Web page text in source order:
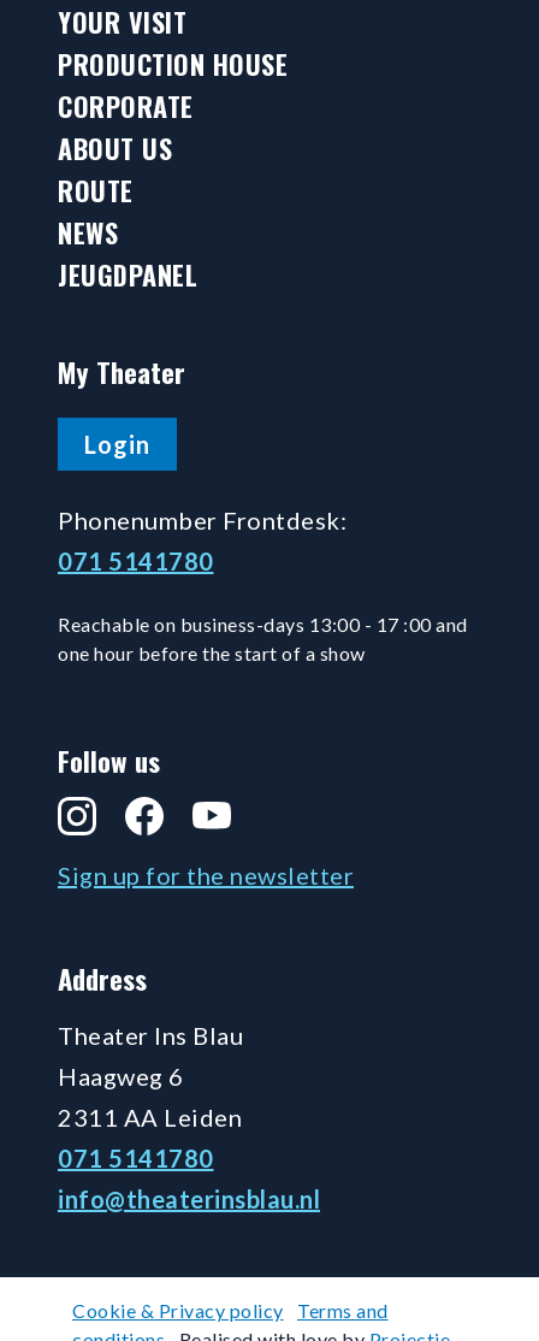
YOUR VISIT
PRODUCTION HOUSE
CORPORATE
ABOUT US
ROUTE
NEWS
JEUGDPANEL
My Theater
Login
Phonenumber Frontdesk:
071 5141780
Reachable on business-days 13:00 - 17 :00 and
one hour before the start of a show
Follow us
InstagramFacebookYouTube
Sign up for the newsletter
Address
Theater Ins Blau
Haagweg 6
2311 AA Leiden
071 5141780
info@theaterinsblau.nl
Cookie & Privacy policy
Terms and